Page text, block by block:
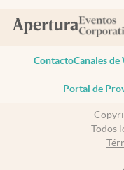
ContactoCanales
Portal de
Todos